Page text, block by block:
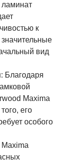
ламинат
к
вид
Благодаря
Maxima
его
особого
Maxima